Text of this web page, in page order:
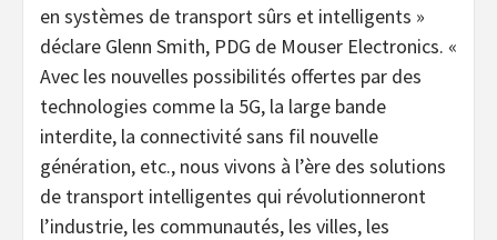
en systèmes de transport sûrs et intelligents »
déclare Glenn Smith, PDG de Mouser Electronics. «
Avec les nouvelles possibilités offertes par des
technologies comme la 5G, la large bande
interdite, la connectivité sans fil nouvelle
génération, etc., nous vivons à l’ère des solutions
de transport intelligentes qui révolutionneront
l’industrie, les communautés, les villes, les